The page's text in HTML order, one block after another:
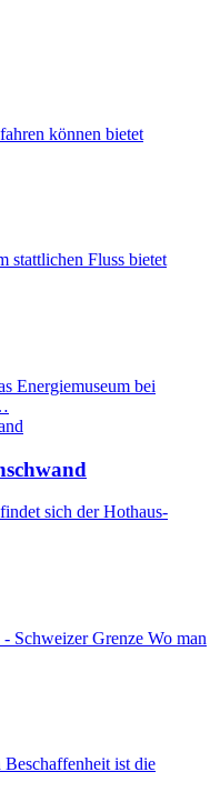
können bietet
stattlichen Fluss bietet
Energiemuseum bei
sich der Hothaus-
Schweizer Grenze Wo man
ist die